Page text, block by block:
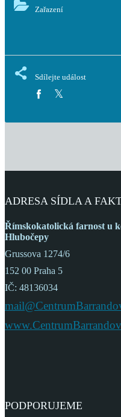
Zařazení
Sdílejte událost
ADRESA SÍDLA A
Římskokatolická farnost u
Hlubočepy
Grussova 1274/6
152 00 Praha 5
IČ: 48136034
PODPORUJEME